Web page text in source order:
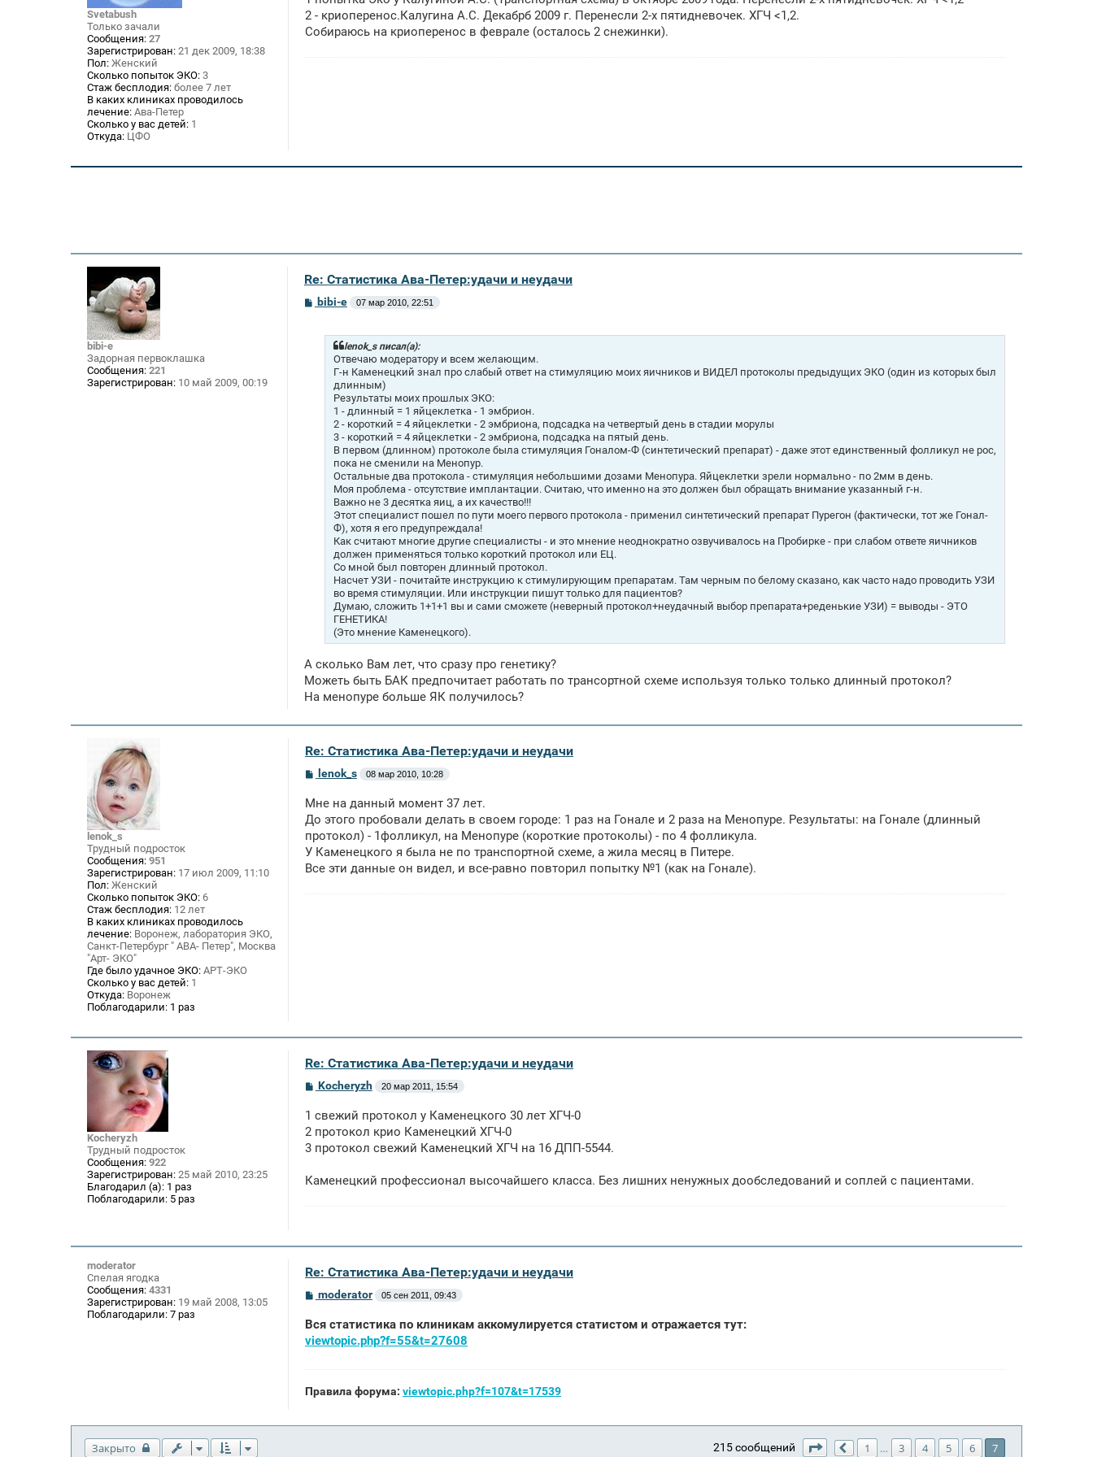
Svetabush
Только зачали
Сообщения: 27
Зарегистрирован: 21 дек 2009, 18:38
Пол: Женский
Сколько попыток ЭКО: 3
Стаж бесплодия: более 7 лет
В каких клиниках проводилось
лечение: Ава-Петер
Сколько у вас детей: 1
Откуда: ЦФО
н
и
2 - криоперенос.Калугина А.С. Декабрб 2009 г. Перенесли 2-х пятидневочек. ХГЧ <1,2.
Собираюсь на криоперенос в феврале (осталось 2 снежинки).
bibi-e
Задорная первоклашка
Сообщения: 221
Зарегистрирован: 10 май 2009, 00:19
Re: Статистика Ава-Петер:удачи и неудачи
С
о
bibi-e 07 мар 2010, 22:51
lenok_s писал(а):
Отвечаю модератору и всем желающим.
Г-н Каменецкий знал про слабый ответ на стимуляцию моих яичников и ВИДЕЛ протоколы предыдущих ЭКО (один из которых был
длинным)
Результаты моих прошлых ЭКО:
1 - длинный = 1 яйцеклетка - 1 эмбрион.
2 - короткий = 4 яйцеклетки - 2 эмбриона, подсадка на четвертый день в стадии морулы
3 - короткий = 4 яйцеклетки - 2 эмбриона, подсадка на пятый день.
В первом (длинном) протоколе была стимуляция Гоналом-Ф (синтетический препарат) - даже этот единственный фолликул не рос,
пока не сменили на Менопур.
Остальные два протокола - стимуляция небольшими дозами Менопура. Яйцеклетки зрели нормально - по 2мм в день.
Моя проблема - отсутствие имплантации. Считаю, что именно на это должен был обращать внимание указанный г-н.
Важно не 3 десятка яиц, а их качество!!!
Этот специалист пошел по пути моего первого протокола - применил синтетический препарат Пурегон (фактически, тот же Гонал-
Ф), хотя я его предупреждала!
Как считают многие другие специалисты - и это мнение неоднократно озвучивалось на Пробирке - при слабом ответе яичников
должен применяться только короткий протокол или ЕЦ.
Со мной был повторен длинный протокол.
Насчет УЗИ - почитайте инструкцию к стимулирующим препаратам. Там черным по белому сказано, как часто надо проводить УЗИ
во время стимуляции. Или инструкции пишут только для пациентов?
Думаю, сложить 1+1+1 вы и сами сможете (неверный протокол+неудачный выбор препарата+реденькие УЗИ) = выводы - ЭТО
ГЕНЕТИКА!
(Это мнение Каменецкого).
А сколько Вам лет, что сразу про генетику?
Можеть быть БАК предпочитает работать по трансортной схеме используя только только длинный протокол?
На менопуре больше ЯК получилось?
lenok_s
Трудный подросток
Сообщения: 951
Зарегистрирован: 17 июл 2009, 11:10
Пол: Женский
Сколько попыток ЭКО: 6
Стаж бесплодия: 12 лет
В каких клиниках проводилось
лечение: Воронеж, лаборатория ЭКО,
Санкт-Петербург " АВА- Петер", Москва
"Арт- ЭКО"
Где было удачное ЭКО: АРТ-ЭКО
Сколько у вас детей: 1
Откуда: Воронеж
Поблагодарили: 1 раз
Re: Статистика Ава-Петер:удачи и неудачи
С
о
б
щ
н
и
lenok_s 08 мар 2010, 10:28
Мне на данный момент 37 лет.
До этого пробовали делать в своем городе: 1 раз на Гонале и 2 раза на Менопуре. Результаты: на Гонале (длинный
протокол) - 1фолликул, на Менопуре (короткие протоколы) - по 4 фолликула.
У Каменецкого я была не по транспортной схеме, а жила месяц в Питере.
Все эти данные он видел, и все-равно повторил попытку №1 (как на Гонале).
Kocheryzh
Трудный подросток
Сообщения: 922
Зарегистрирован: 25 май 2010, 23:25
Благодарил (а): 1 раз
Поблагодарили: 5 раз
Re: Статистика Ава-Петер:удачи и неудачи
С
о
б
щ
н
Kocheryzh 20 мар 2011, 15:54
1 свежий протокол у Каменецкого 30 лет ХГЧ-0
2 протокол крио Каменецкий ХГЧ-0
3 протокол свежий Каменецкий ХГЧ на 16 ДПП-5544.
Каменецкий профессионал высочайшего класса. Без лишних ненужных дообследований и соплей с пациентами.
moderator
Спелая ягодка
Сообщения: 4331
Зарегистрирован: 19 май 2008, 13:05
Поблагодарили: 7 раз
Re: Статистика Ава-Петер:удачи и неудачи
С
о
б
щ
е
moderator 05 сен 2011, 09:43
Вся статистика по клиникам аккомулируется статистом и отражается тут:
viewtopic.php?f=55&t=27608
Правила форума: viewtopic.php?f=107&t=17539
Закрыто 215 сообщений Страница 7из 7
Пред.
1 … 3 4 5 6 7